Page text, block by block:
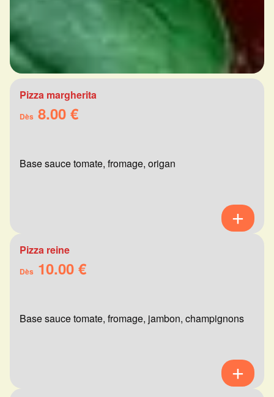
Pizza margherita
Dès 8.00 €
Base sauce tomate, fromage, origan
Pizza reine
Dès 10.00 €
Base sauce tomate, fromage, jambon, champignons